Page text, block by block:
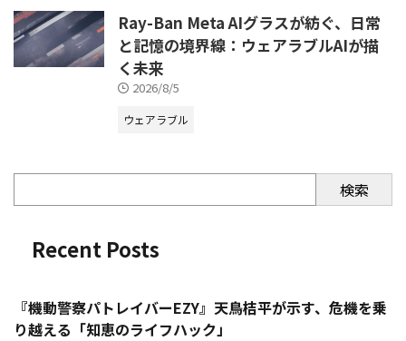
Ray-Ban Meta AIグラスが紡ぐ、日常
と記憶の境界線：ウェアラブルAIが描
く未来
2026/8/5
ウェアラブル
検索
Recent Posts
『機動警察パトレイバーEZY』天鳥桔平が示す、危機を乗
り越える「知恵のライフハック」